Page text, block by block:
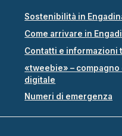
Sostenibilità in
Come arrivare in
Contatti e informazioni
«tweebie» – compagno
digitale
Numeri di emergenza